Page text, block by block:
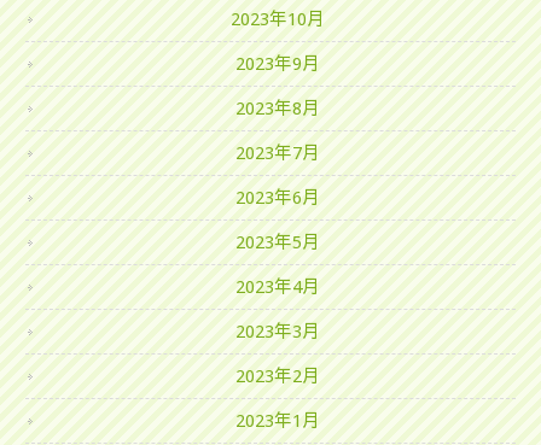
2023年10月
2023年9月
2023年8月
2023年7月
2023年6月
2023年5月
2023年4月
2023年3月
2023年2月
2023年1月